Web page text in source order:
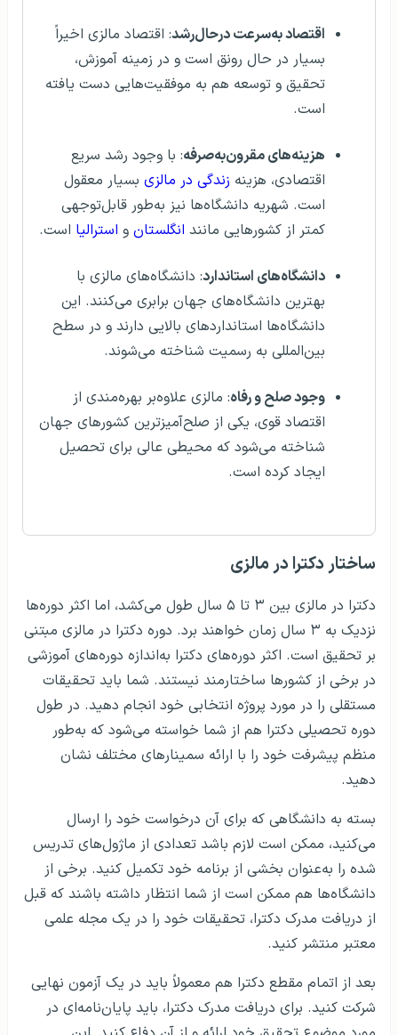
اقتصاد به‌سرعت درحال‌رشد: اقتصاد مالزی اخیراً
بسیار در حال رونق است و در زمینه آموزش،
تحقیق و توسعه هم به موفقیت‌هایی دست یافته
است.
هزینه‌های مقرون‌به‌صرفه: با وجود رشد سریع
اقتصادی، هزینه زندگی در مالزی بسیار معقول
است. شهریه دانشگاه‌ها نیز به‌طور قابل‌توجهی
کمتر از کشورهایی مانند انگلستان و استرالیا است.
دانشگاه‌های استاندارد: دانشگاه‌های مالزی با
بهترین دانشگاه‌های جهان برابری می‌کنند. این
دانشگاه‌ها استانداردهای بالایی دارند و در سطح
بین­‌المللی به رسمیت شناخته می‌شوند.
وجود صلح و رفاه: مالزی علاوه‌بر بهره‌مندی از
اقتصاد قوی، یکی از صلح‌آمیزترین کشورهای جهان
شناخته می‌شود که محیطی عالی برای تحصیل
ایجاد کرده است.
ساختار دکترا در مالزی
دکترا در مالزی بین ۳ تا ۵ سال طول می‌کشد، اما اکثر دوره‌ها
نزدیک به ۳ سال زمان خواهند برد. دوره دکترا در مالزی مبتنی
بر تحقیق است. اکثر دوره‌های دکترا به‌اندازه دوره‌های آموزشی
در برخی از کشورها ساختارمند نیستند. شما باید تحقیقات
مستقلی را در مورد پروژه انتخابی خود انجام دهید. در طول
دوره تحصیلی دکترا هم از شما خواسته می‌شود که به‌طور
منظم پیشرفت خود را با ارائه سمینارهای مختلف نشان
دهید.
بسته به دانشگاهی که برای آن درخواست خود را ارسال
می‌کنید، ممکن است لازم باشد تعدادی از ماژول‌های تدریس
شده را به‌عنوان بخشی از برنامه خود تکمیل کنید. برخی از
دانشگاه‌ها هم ممکن است از شما انتظار داشته باشند که قبل
از دریافت مدرک دکترا، تحقیقات خود را در یک مجله علمی
معتبر منتشر کنید.
بعد از اتمام مقطع دکترا هم معمولاً باید در یک آزمون نهایی
شرکت کنید. برای دریافت مدرک دکترا، باید پایان‌نامه‌ای در